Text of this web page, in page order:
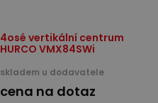
4osé vertikální centrum
HURCO VMX84SWi
skladem u dodavatele
cena na dotaz